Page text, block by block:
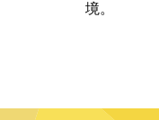
境。